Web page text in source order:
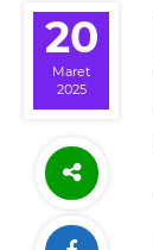
20
Maret
2025